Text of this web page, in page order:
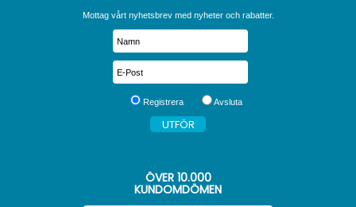
Mottag vårt nyhetsbrev med nyheter och rabatter.
Registrera Avsluta
ÖVER 10.000
KUNDOMDÖMEN